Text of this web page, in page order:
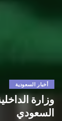
أخبار السعودية
وزارة
السعودي